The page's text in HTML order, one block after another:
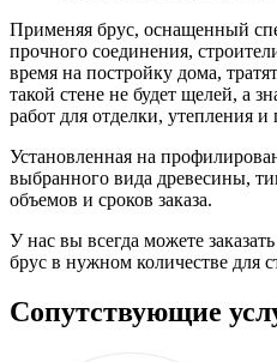
Применяя брус, оснащенный
прочного соединения,
время на постройку дома,
такой стене не будет щелей, а
работ для отделки, утепления и
Установленная на
выбранного вида древесины,
объемов и сроков заказа.
У нас вы всегда можете
брус в нужном количестве для
Сопутствующие